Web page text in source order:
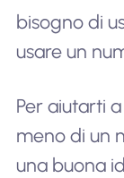
bisogno di
usare un
Per aiutarti
meno di un
una buona